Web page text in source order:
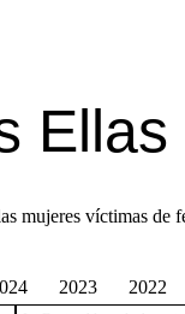
Ellas
mujeres víctimas de
2023 2022